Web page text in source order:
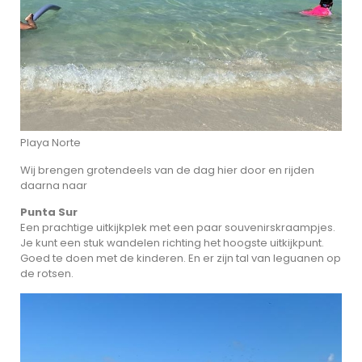
Playa Norte
Wij brengen grotendeels van de dag hier door en rijden
daarna naar
Punta Sur
Een prachtige uitkijkplek met een paar souvenirskraampjes.
Je kunt een stuk wandelen richting het hoogste uitkijkpunt.
Goed te doen met de kinderen. En er zijn tal van leguanen op
de rotsen.